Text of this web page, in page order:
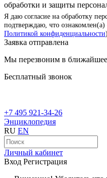
обработки и защиты
Я даю согласие на обработку
подтверждаю, что ознакомлен(а)
Политикой конфиденциальности)
Заявка отправлена
Мы перезвоним в
Бесплатный звонок
+7 495 921-34-26
Энциклопедия
RU EN
Личный кабинет
Вход Регистрация